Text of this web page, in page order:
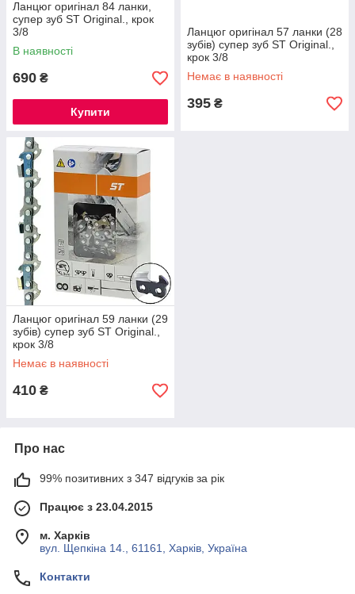
Ланцюг оригінал 84 ланки,
супер зуб ST Original., крок
3/8
В наявності
690 ₴
Купити
Ланцюг оригінал 57 ланки (28
зубів) супер зуб ST Original.,
крок 3/8
Немає в наявності
395 ₴
Ланцюг оригінал 59 ланки (29
зубів) супер зуб ST Original.,
крок 3/8
Немає в наявності
410 ₴
Про нас
99% позитивних з 347 відгуків за рік
Працює з 23.04.2015
м. Харків
вул. Щепкіна 14., 61161, Харків, Україна
Контакти